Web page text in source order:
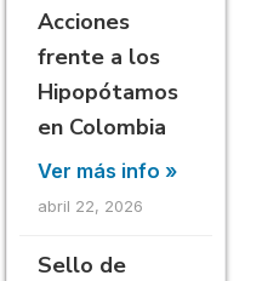
Acciones
frente a los
Hipopótamos
en Colombia
Ver más info »
abril 22, 2026
Sello de